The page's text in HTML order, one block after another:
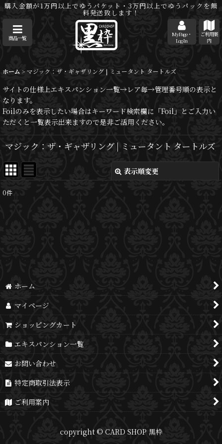
購入金額が1万円以上でゆうパケット・3万円以上でゆうパックを無
料発送致します！
商品一覧
MyPage・
Log-In
ご利用案
内
ホーム > マジック：ザ・ギャザリング | ミュータント タートルズ
サイトの仕様上エキスパンション一覧→レア毎→管理番号順の表示と
なります。
Foilのみを表示したい場合はキーワード検索欄に「Foil」とご入力い
ただくと一覧表示出来ますので是非ご活用ください。
マジック：ザ・ギャザリング | ミュータント タートルズ
表示順変更
サブカテゴリ
0件
ホーム
マイページ
ショッピングカート
エキスパンション一覧
お問い合わせ
特定商取引法表示
ご利用案内
copyright © CARD SHOP 黒枠